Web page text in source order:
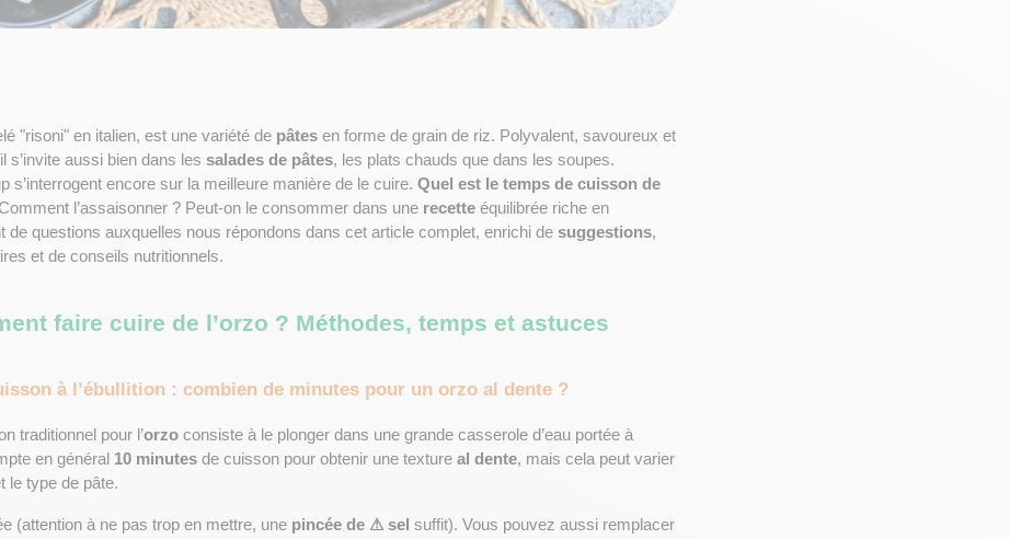
"risoni" en italien, est une variété de pâtes en forme de grain de riz. Polyvalent, savoureux et
s’invite aussi bien dans les salades de pâtes, les plats chauds que dans les soupes.
s’interrogent encore sur la meilleure manière de le cuire. Quel est le temps de cuisson de
Comment l’assaisonner ? Peut-on le consommer dans une recette
de questions auxquelles nous répondons dans cet article complet, enrichi de suggestions,
et de conseils nutritionnels.
faire cuire de l’orzo ? Méthodes, temps et astuces
à l’ébullition : combien de minutes pour un orzo al dente ?
traditionnel pour l’orzo
en général 10 minutes de cuisson pour obtenir une texture al dente, mais cela peut varier
le type de pâte.
(attention à ne pas trop en mettre, une pincée de ⚠ sel suffit). Vous pouvez aussi remplacer